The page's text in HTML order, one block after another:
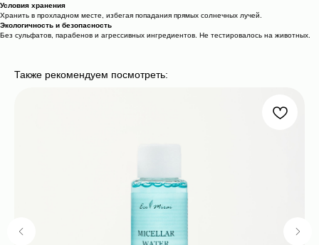
Условия хранения
Хранить в прохладном месте, избегая попадания прямых солнечных лучей.
Экологичность и безопасность
Без сульфатов, парабенов и агрессивных ингредиентов. Не тестировалось на животных.
Также рекомендуем посмотреть: